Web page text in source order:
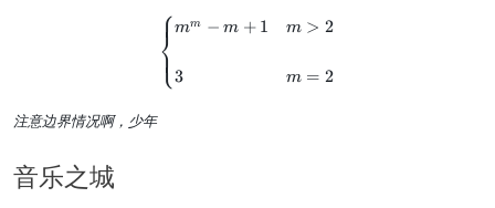
)
{
)
=
^
m
\begin{cases} m^m - m + 1 &
⎩
⎨⎧mm − m + 1
3
m > 2
m = 2
注意边界情况啊，少年
音乐之城